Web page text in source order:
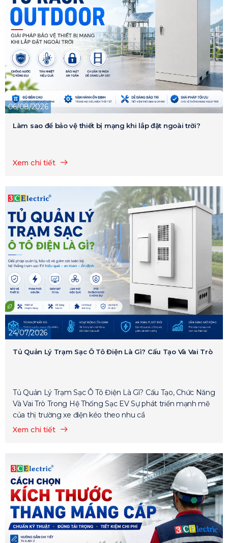
06/08/2026
Làm sao để bảo vệ thiết bị mạng khi lắp đặt ngoài trời?
Xem chi tiết
24/07/2026
Tủ Quản Lý Trạm Sạc Ô Tô Điện Là Gì? Cấu Tạo Và Vai Trò
Tủ Quản Lý Trạm Sạc Ô Tô Điện Là Gì? Cấu Tạo, Chức Năng
Và Vai Trò Trong Hệ Thống Sạc EV Sự phát triển mạnh mẽ
của thị trường xe điện kéo theo nhu cầ
Xem chi tiết